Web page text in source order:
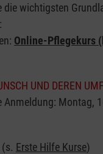
die wichtigsten
Online-Pflegekurs
UND DEREN
Montag,
Erste Hilfe Kurse)